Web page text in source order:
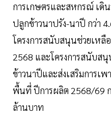
การเกษตรและสหกรณ์ เดิ
ปลูกข้าวนาปรัง-นาปี กว่า
โครงการสนับสนุนช่วยเหลื
2568 และโครงการสนับส
ข้าวนาปีและส่งเสริมการเ
พื้นที่ ปีการผลิต 2568/69 ก
ล้านบาท